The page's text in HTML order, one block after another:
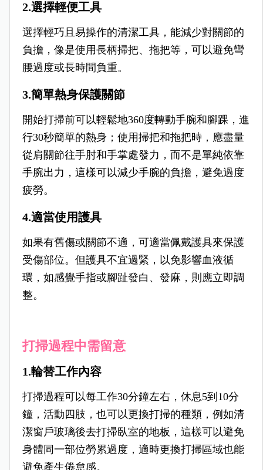
2.選擇輕便工具
選擇輕巧且易操作的清潔工具，能減少對關節的
負擔，像是使用長柄掃把、拖把等，可以避免彎
腰過度或長時間負重。
3.簡單熱身保護關節
開始打掃前可以輕鬆地360度轉動手腕和腳踝，進
行30秒簡單的熱身；使用掃把和拖把時，應盡量
從肩關節往手肘和手掌處發力，而不是單純依靠
手腕出力，這樣可以減少手腕的負擔，避免過度
疲勞。
4.適當使用護具
如果有舊傷或關節不適，可適當佩戴護具來保護
受傷部位。但護具不宜過緊，以免影響血液循
環，如感覺手指或腳趾發白、發麻，則應立即調
整。
打掃過程中需留意
1.輪替工作內容
打掃過程可以每工作30分鐘左右，休息5到10分
鐘，活動四肢，也可以更換打掃的種類，例如清
潔窗戶玻璃後去打掃臥室的地板，這樣可以避免
身體同一部位勞累過度，適時更換打掃區域也能
避免產生倦怠感。